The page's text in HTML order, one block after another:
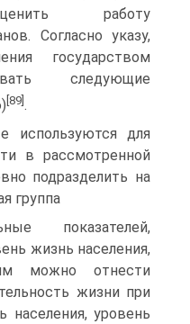
работу
Согласно указу,
государством
сле­дующие
[89] .
используются для
в рассмот­ренной
подразделить на
группа
показателей,
жизнь населения,
можно отнести
жизни при
населения, уровень